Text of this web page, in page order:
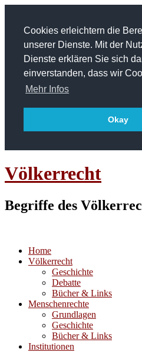
Cookies erleichtern die
unserer Dienste. Mit der
Dienste erklären Sie sich
einverstanden, dass wir
Mehr Infos
Okay
Völkerrecht
Begriffe des
Home
Völkerrecht
Geschichte
Debatte
Bücher & Links
Menschenrechte
Grundlagen
Geschichte
Bücher & Links
Institutionen